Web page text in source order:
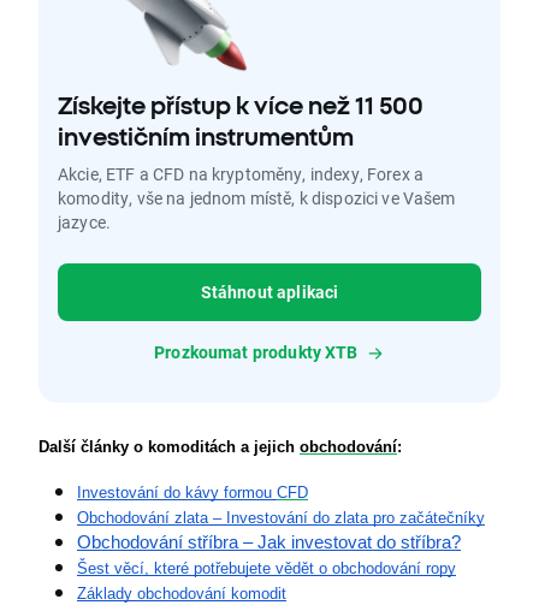
Získejte přístup k více než 11 500
investičním instrumentům
Akcie, ETF a CFD na kryptoměny, indexy, Forex a
komodity, vše na jednom místě, k dispozici ve Vašem
jazyce.
Stáhnout aplikaci
Prozkoumat produkty XTB
Další články o komoditách a jejich obchodování:
Investování do kávy formou CFD
Obchodování zlata – Investování do zlata pro začátečníky
Obchodování stříbra – Jak investovat do stříbra?
Šest věcí, které potřebujete vědět o obchodování ropy
Základy obchodování komodit